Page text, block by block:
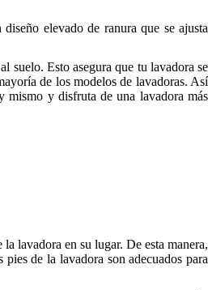
elevado de ranura que se ajusta
suelo. Esto asegura que tu lavadora se
de los modelos de lavadoras. Así
mismo y disfruta de una lavadora más
lavadora en su lugar. De esta manera,
de la lavadora son adecuados para